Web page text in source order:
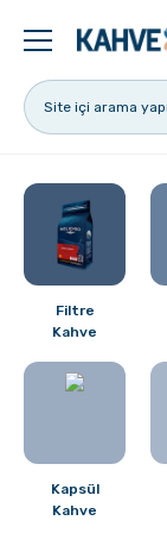
Kahve
Filtre Kahve
Espresso
Organik Kahve
Ekipman
Filtreler
Pour Over
Filtre
Kahve
Kapsül
Kahve